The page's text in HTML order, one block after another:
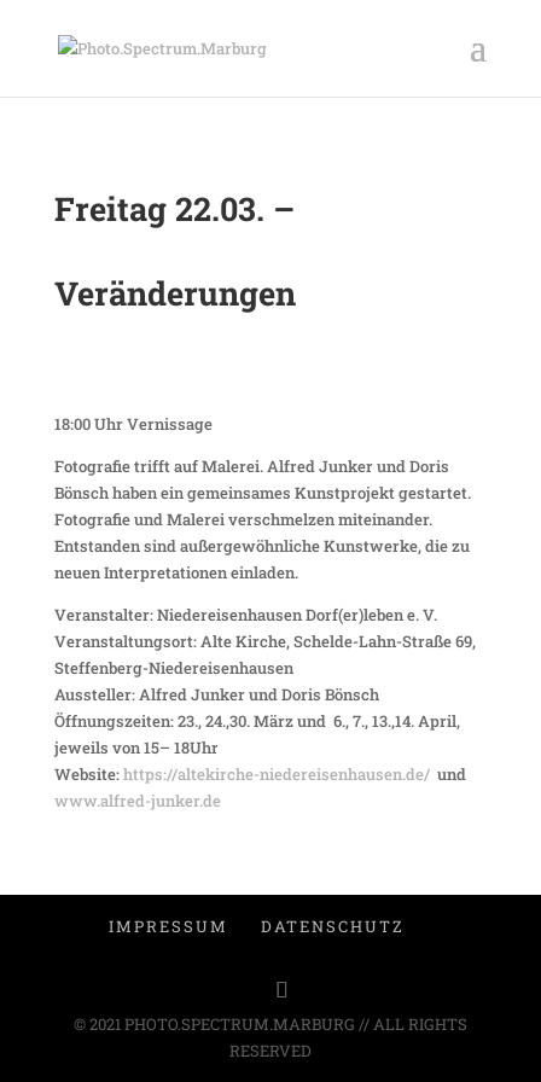
Freitag 22.03. –
Veränderungen
18:00 Uhr Vernissage
Fotografie trifft auf Malerei. Alfred Junker und Doris
Bönsch haben ein gemeinsames Kunstprojekt gestartet.
Fotografie und Malerei verschmelzen miteinander.
Entstanden sind außergewöhnliche Kunstwerke, die zu
neuen Interpretationen einladen.
Veranstalter: Niedereisenhausen Dorf(er)leben e. V.
Veranstaltungsort: Alte Kirche, Schelde-Lahn-Straße 69,
Steffenberg-Niedereisenhausen
Aussteller: Alfred Junker und Doris Bönsch
Öffnungszeiten: 23., 24.,30. März und 6., 7., 13.,14. April,
jeweils von 15– 18Uhr
Website:https://altekirche-niedereisenhausen.de/und
www.alfred-junker.de
IMPRESSUM DATENSCHUTZ
© 2021 PHOTO.SPECTRUM.MARBURG // ALL RIGHTS
RESERVED